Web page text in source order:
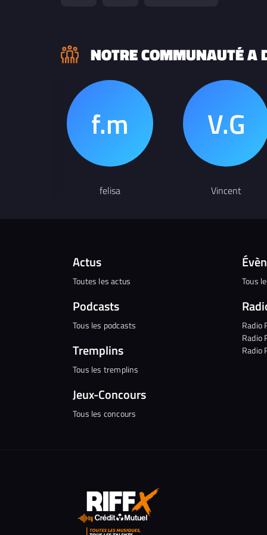
NOTRE COMMUNAUTÉ A
felisa Vincent
Actus
Toutes les actus
Podcasts
Tous les podcasts
Tremplins
Tous les tremplins
Jeux-Concours
Tous les concours
Tous
Radio
Radio
Radio